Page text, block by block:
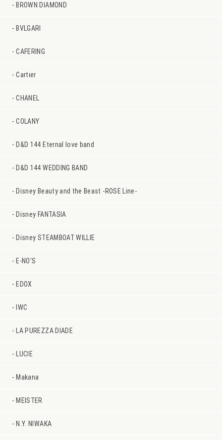
BROWN DIAMOND
BVLGARI
CAFERING
Cartier
CHANEL
COLANY
D&D 144 Eternal love band
D&D 144 WEDDING BAND
Disney Beauty and the Beast -ROSE Line-
Disney FANTASIA
Disney STEAMBOAT WILLIE
E-NO'S
EDOX
IWC
LA PUREZZA DIADE
LUCIE
Makana
MEISTER
N.Y. NIWAKA